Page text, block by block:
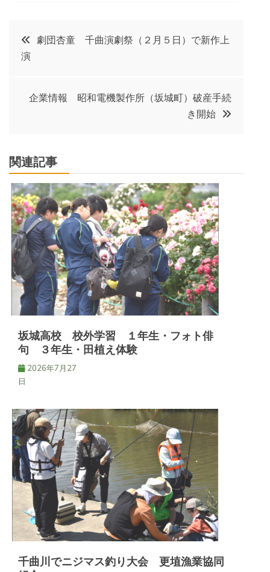
投
稿
ゲ
ー
シ
ョ
ン
劇団杏童 千曲演劇祭（２月５日）で新作上
演
企業情報 昭和電機製作所（坂城町）破産手続
き開始
関連記事
坂城高校 校外学習 １年生・フォト俳
句 ３年生・田植え体験
2026年7月27
日
千曲川でニジマス釣り大会 更埴漁業協同